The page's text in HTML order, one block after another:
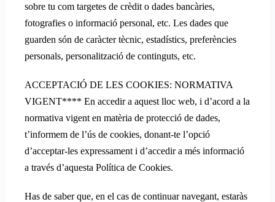
sobre tu com targetes de crèdit o dades bancàries,
fotografies o informació personal, etc. Les dades que
guarden són de caràcter tècnic, estadístics, preferències
personals, personalització de continguts, etc.
ACCEPTACIÓ DE LES COOKIES: NORMATIVA
VIGENT**** En accedir a aquest lloc web, i d’acord a la
normativa vigent en matèria de protecció de dades,
t’informem de l’ús de cookies, donant-te l’opció
d’acceptar-les expressament i d’accedir a més informació
a través d’aquesta Política de Cookies.
Has de saber que, en el cas de continuar navegant, estaràs